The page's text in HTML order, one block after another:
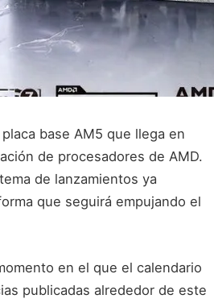
base AM5 que llega en
de procesadores de AMD.
de lanzamientos ya
que seguirá empujando el
en el que el calendario
publicadas alrededor de este